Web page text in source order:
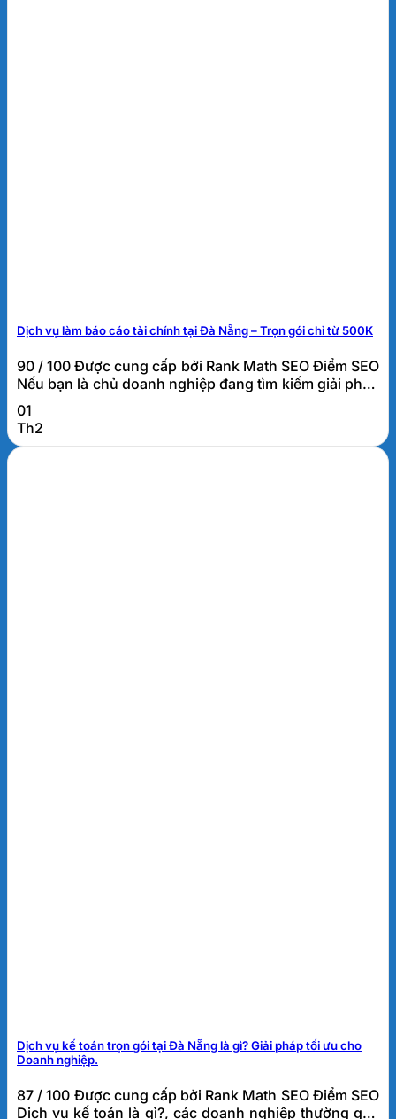
Dịch vụ làm báo cáo tài chính tại Đà Nẵng – Trọn gói chỉ từ 500K
90 / 100 Được cung cấp bởi Rank Math SEO Điểm SEO
Nếu bạn là chủ doanh nghiệp đang tìm kiếm giải pháp
cho việc thực hiện báo cáo tài chính cuối năm mà
không biết nên bắt đầu từ đâu, chúng tôi hiểu rằng
bạn đang đối mặt với thách thức. Hãy để FATO trở
thành...
01
Th2
Dịch vụ kế toán trọn gói tại Đà Nẵng là gì? Giải pháp tối ưu cho
Doanh nghiệp.
87 / 100 Được cung cấp bởi Rank Math SEO Điểm SEO
Dịch vụ kế toán là gì?, các doanh nghiệp thường gặp